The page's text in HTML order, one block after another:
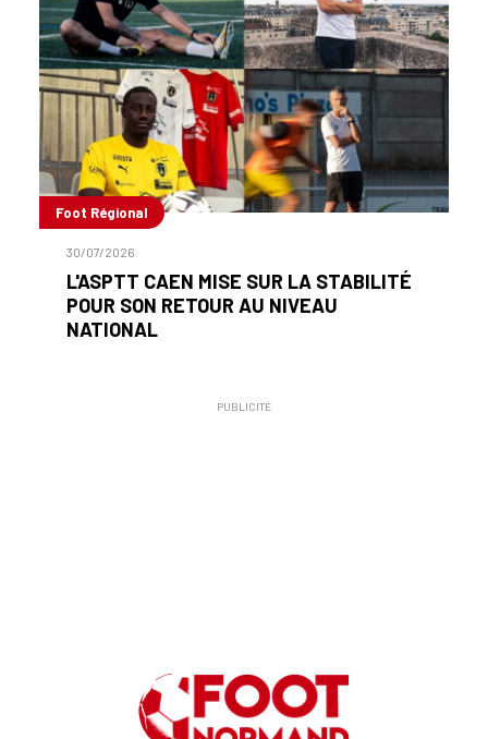
Foot Régional
30/07/2026
L'ASPTT CAEN MISE SUR LA STABILITÉ
POUR SON RETOUR AU NIVEAU
NATIONAL
PUBLICITÉ